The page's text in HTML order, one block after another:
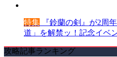
特集 『鈴蘭の剣』が2周
道」を解禁ッ！記念イベ
攻略記事ランキング